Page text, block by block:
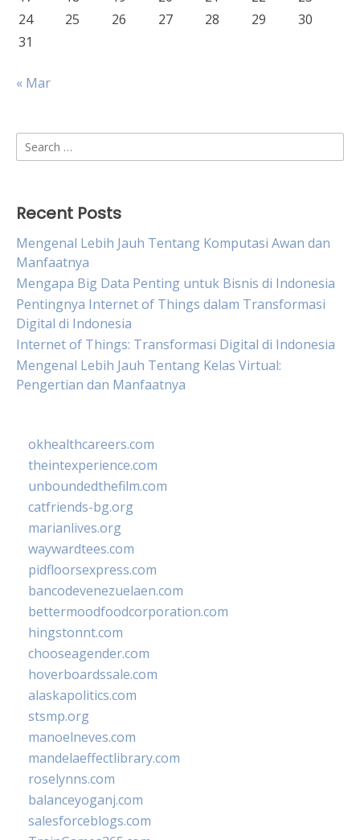
24
25 26 27 28 29
30
31
« Mar
Search
for:
Recent Posts
Mengenal Lebih Jauh Tentang Komputasi Awan dan
Manfaatnya
Mengapa Big Data Penting untuk Bisnis di Indonesia
Pentingnya Internet of Things dalam Transformasi
Digital di Indonesia
Internet of Things: Transformasi Digital di Indonesia
Mengenal Lebih Jauh Tentang Kelas Virtual:
Pengertian dan Manfaatnya
okhealthcareers.com
theintexperience.com
unboundedthefilm.com
catfriends-bg.org
marianlives.org
waywardtees.com
pidfloorsexpress.com
bancodevenezuelaen.com
bettermoodfoodcorporation.com
hingstonnt.com
chooseagender.com
hoverboardssale.com
alaskapolitics.com
stsmp.org
manoelneves.com
mandelaeffectlibrary.com
roselynns.com
balanceyoganj.com
salesforceblogs.com